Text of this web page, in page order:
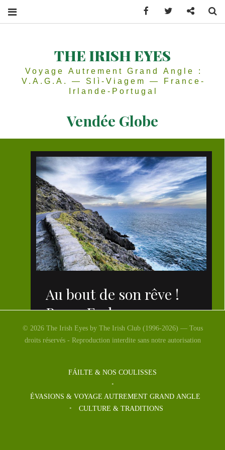
THE IRISH EYES
Voyage Autrement Grand Angle :
V.A.G.A. — Slì-Viagem — France-
Irlande-Portugal
Vendée Globe
Au bout de son rêve !
Bravo Enda.
© 2026 The Irish Eyes by The Irish Club (1996-2026) — Tous
droits réservés - Reproduction interdite sans notre autorisation
FÁILTE & NOS COULISSES
ÉVASIONS & VOYAGE AUTREMENT GRAND ANGLE
CULTURE & TRADITIONS
Facebook Twitter